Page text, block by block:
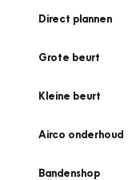
Direct plannen
Grote beurt
Kleine beurt
Airco onderhoud
Bandenshop